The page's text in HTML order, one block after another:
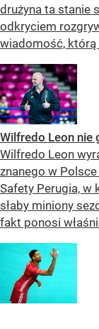
drużyna ta stanie
odkryciem
wiadomość, którą
Wilfredo Leon nie
Wilfredo Leon
znanego w
Safety Perugia, w
słaby miniony
fakt ponosi